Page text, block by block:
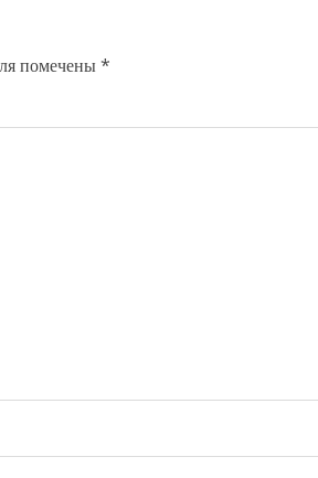
помечены*